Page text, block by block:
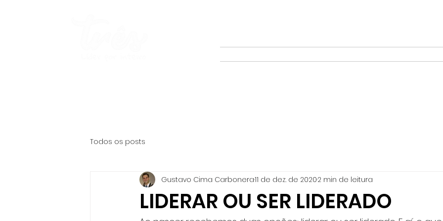
Todos os posts
LIDERAR OU SER LIDERADO
Gustavo Cima Carbonera11 de dez. de 20202 min de leitura